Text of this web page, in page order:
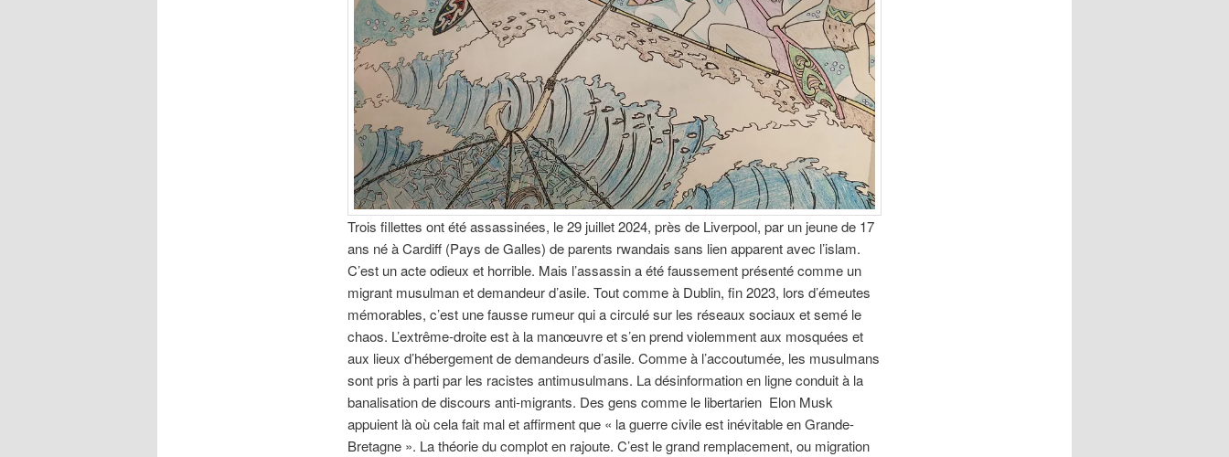
Trois fillettes ont été assassinées, le 29 juillet 2024, près de Liverpool, par un jeune de 17
ans né à Cardiff (Pays de Galles) de parents rwandais sans lien apparent avec l’islam.
C’est un acte odieux et horrible. Mais l’assassin a été faussement présenté comme un
migrant musulman et demandeur d’asile. Tout comme à Dublin, fin 2023, lors d’émeutes
mémorables, c’est une fausse rumeur qui a circulé sur les réseaux sociaux et semé le
chaos. L’extrême-droite est à la manœuvre et s’en prend violemment aux mosquées et
aux lieux d’hébergement de demandeurs d’asile. Comme à l’accoutumée, les musulmans
sont pris à parti par les racistes antimusulmans. La désinformation en ligne conduit à la
banalisation de discours anti-migrants. Des gens comme le libertarien Elon Musk
appuient là où cela fait mal et affirment que « la guerre civile est inévitable en Grande-
Bretagne ». La théorie du complot en rajoute. C’est le grand remplacement, ou migration